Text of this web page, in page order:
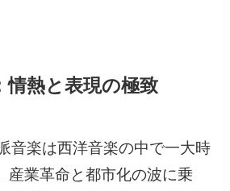
情熱と表現の極致
音楽は西洋音楽の中で一大時
産業革命と都市化の波に乗